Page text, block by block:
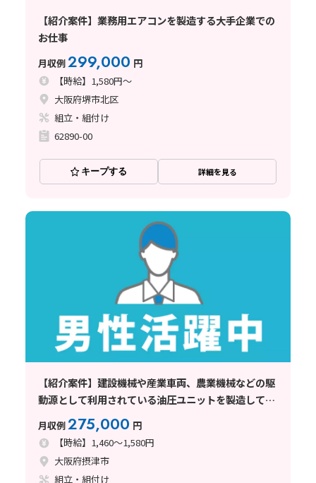
【紹介案件】業務用エアコンを製造する大手企業での
お仕事
月収例299,000 円
【時給】1,580円～
大阪府堺市北区
組立・組付け
62890-00
キープする 詳細を見る
【紹介案件】建設機械や産業車両、農業機械などの駆
動源として利用されている油圧ユニットを製造してい
月収例275,000 円
【時給】1,460～1,580円
大阪府摂津市
組立・組付け